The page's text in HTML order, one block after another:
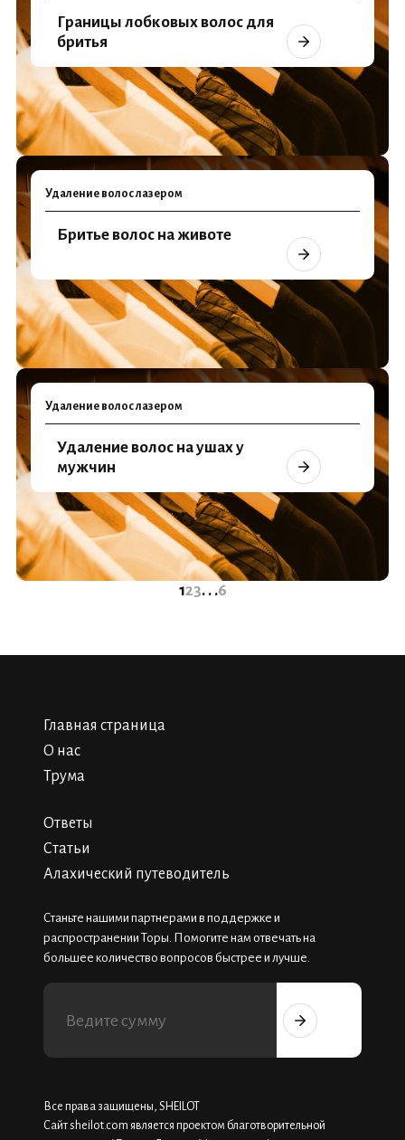
Границы лобковых волос для
бритья
Удаление волос лазером
Бритье волос на животе
Удаление волос лазером
Удаление волос на ушах у
мужчин
123. . .6
Главная страница
О нас
Трума
Ответы
Статьи
Алахический путеводитель
Станьте нашими партнерами в поддержке и
распространении Торы. Помогите нам отвечать на
большее количество вопросов быстрее и лучше.
Все права защищены, SHEILOT
Сайт sheilot.com является проектом благотворительной